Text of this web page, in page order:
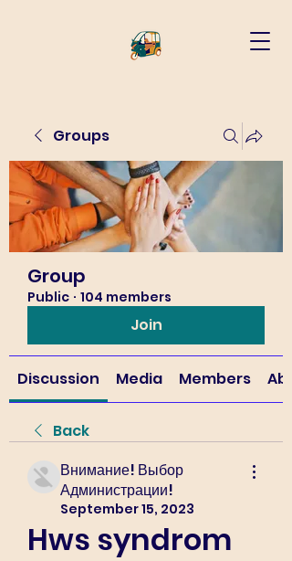
Groups
Group
Public · 104 members
Join
Discussion Media Members
Back
Внимание! Выбор
Администрации!
September 15, 2023
Hws syndrom